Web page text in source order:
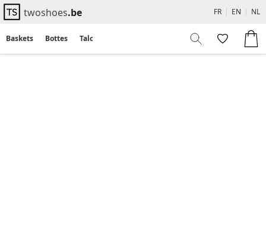
twoshoes.be FR | EN | NL
Baskets Bottes Talons